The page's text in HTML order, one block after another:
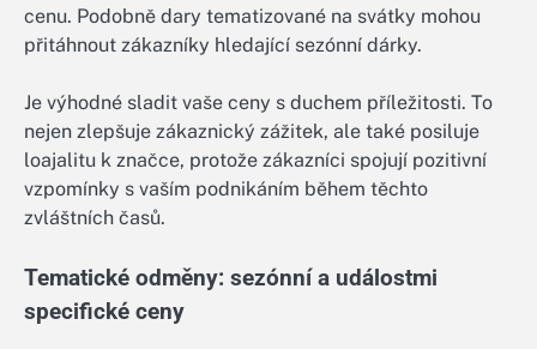
cenu. Podobně dary tematizované na svátky mohou
přitáhnout zákazníky hledající sezónní dárky.
Je výhodné sladit vaše ceny s duchem příležitosti. To
nejen zlepšuje zákaznický zážitek, ale také posiluje
loajalitu k značce, protože zákazníci spojují pozitivní
vzpomínky s vaším podnikáním během těchto
zvláštních časů.
Tematické odměny: sezónní a událostmi
specifické ceny